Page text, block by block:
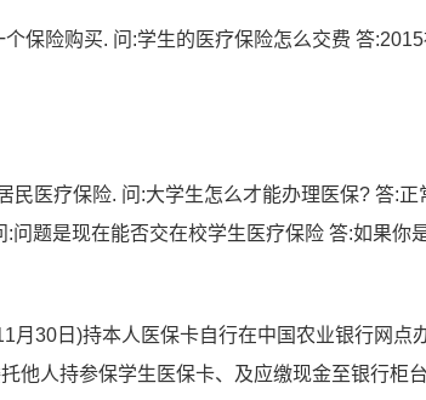
保险购买. 问:学生的医疗保险怎么交费 答
医疗保险. 问:大学生怎么才能办理医保? 答:正
问题是现在能否交在校学生医疗保险 答:如果你
月30日)持本人医保卡自行在中国农业银行网点
他人持参保学生医保卡、及应缴现金至银行柜